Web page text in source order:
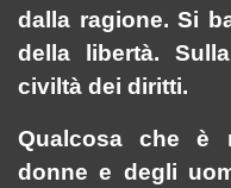
dalla ragione. Si
della libertà.
civiltà dei diritti.
Qualcosa che è
donne e degli